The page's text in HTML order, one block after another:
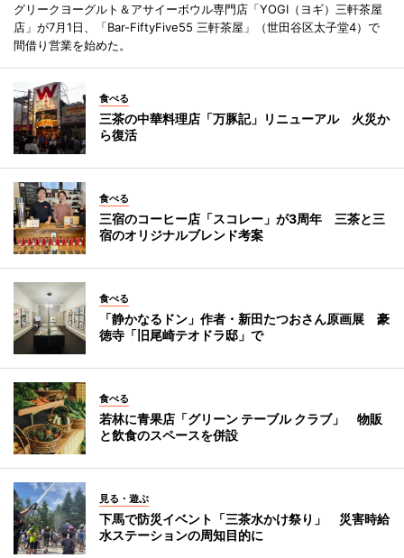
グリークヨーグルト＆アサイーボウル専門店「YOGI（ヨギ）三軒茶屋
店」が7月1日、「Bar-FiftyFive55 三軒茶屋」（世田谷区太子堂4）で
間借り営業を始めた。
食べる
三茶の中華料理店「万豚記」リニューアル 火災か
ら復活
食べる
三宿のコーヒー店「スコレー」が3周年 三茶と三
宿のオリジナルブレンド考案
食べる
「静かなるドン」作者・新田たつおさん原画展 豪
徳寺「旧尾崎テオドラ邸」で
食べる
若林に青果店「グリーン テーブル クラブ」 物販
と飲食のスペースを併設
見る・遊ぶ
下馬で防災イベント「三茶水かけ祭り」 災害時給
水ステーションの周知目的に